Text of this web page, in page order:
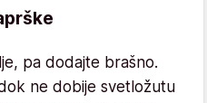
pa dodajte brašno.
ne dobije svetložutu